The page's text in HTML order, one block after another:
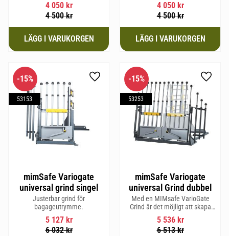
4 050kr
4 500kr
4 050kr
4 500kr
mimSafe Variogate
universal grind singel
Justerbar grind för
bagageutrymme.
5 127kr
6 032kr
15%
53153
Lägg till i favoriter
mimSafe Variogate
universal Grind dubbel
Med en MIMsafe VarioGate
Grind är det möjligt att skapa
ett inhägnat område i hela
bagageutrymmet som kan
användas för transport av
5 536kr
6 513kr
15%
53253
Lägg